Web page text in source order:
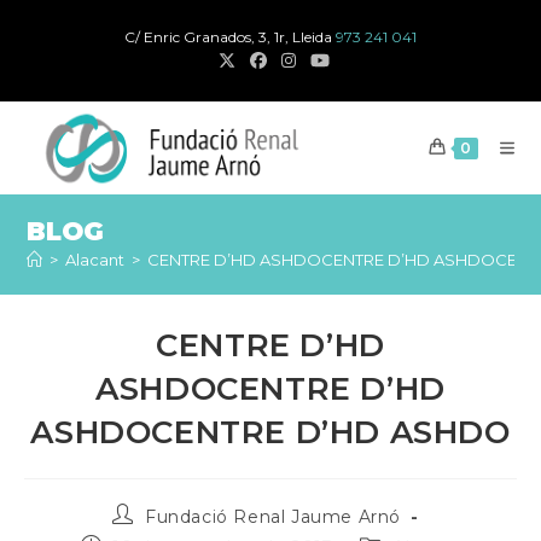
C/ Enric Granados, 3, 1r, Lleida 973 241 041
0
BLOG
> Alacant > CENTRE D’HD ASHDOCENTRE D’HD
CENTRE D’HD
ASHDOCENTRE D’HD
ASHDOCENTRE D’HD ASHDO
Autor
de
Fundació Renal Jaume Arnó